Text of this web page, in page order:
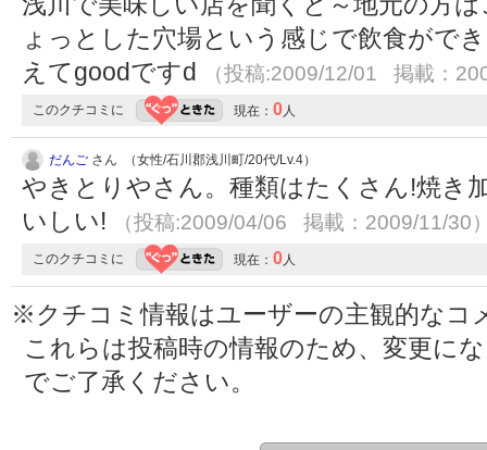
ょっとした穴場という感じで飲食がで
えてgoodですd
（投稿:2009/12/01 掲載：
このクチコミに 現在： 0 人
だんご さん （女性/石川郡浅川町/20代/Lv.4）
やきとりやさん。種類はたくさん!焼き
いしい!
（投稿:2009/04/06 掲載：2009/11/30
このクチコミに 現在： 0 人
※クチコミ情報はユーザーの主観的なコ
これらは投稿時の情報のため、変更に
でご了承ください。